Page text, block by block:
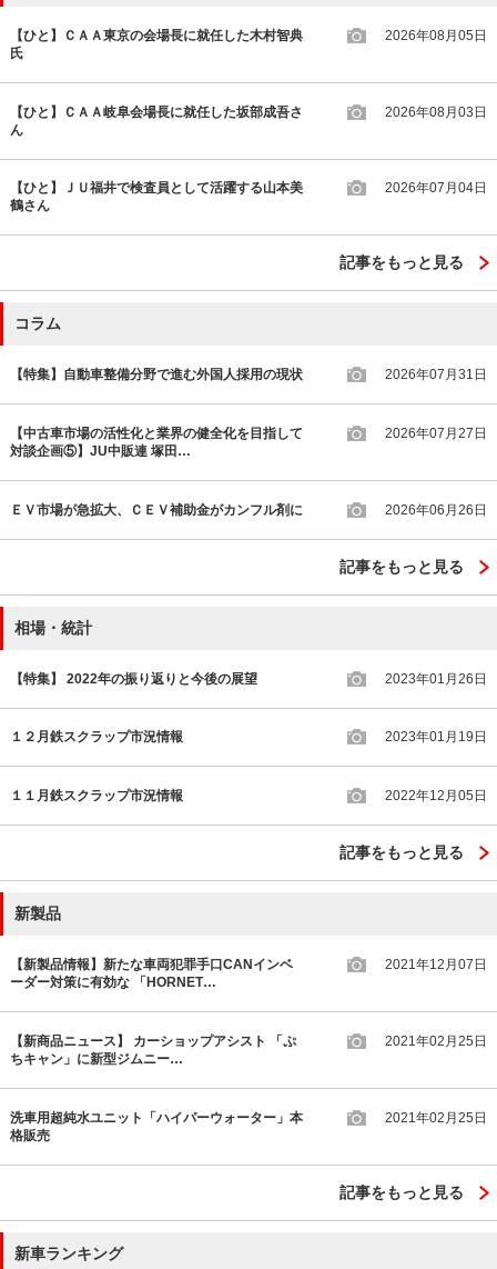
【ひと】ＣＡＡ東京の会場長に就任した木村智典
氏
2026年08月05日
【ひと】ＣＡＡ岐阜会場長に就任した坂部成吾さ
ん
2026年08月03日
【ひと】ＪＵ福井で検査員として活躍する山本美
鶴さん
2026年07月04日
記事をもっと見る
コラム
【特集】自動車整備分野で進む外国人採用の現状 2026年07月31日
【中古車市場の活性化と業界の健全化を目指して
対談企画⑤】JU中販連 塚田…
2026年07月27日
ＥＶ市場が急拡大、ＣＥＶ補助金がカンフル剤に 2026年06月26日
記事をもっと見る
相場・統計
【特集】 2022年の振り返りと今後の展望 2023年01月26日
１２月鉄スクラップ市況情報 2023年01月19日
１１月鉄スクラップ市況情報 2022年12月05日
記事をもっと見る
新製品
【新製品情報】新たな車両犯罪手口CANインベ
ーダー対策に有効な 「HORNET…
2021年12月07日
【新商品ニュース】 カーショップアシスト 「ぷ
ちキャン」に新型ジムニー…
2021年02月25日
洗車用超純水ユニット「ハイパーウォーター」本
格販売
2021年02月25日
記事をもっと見る
新車ランキング